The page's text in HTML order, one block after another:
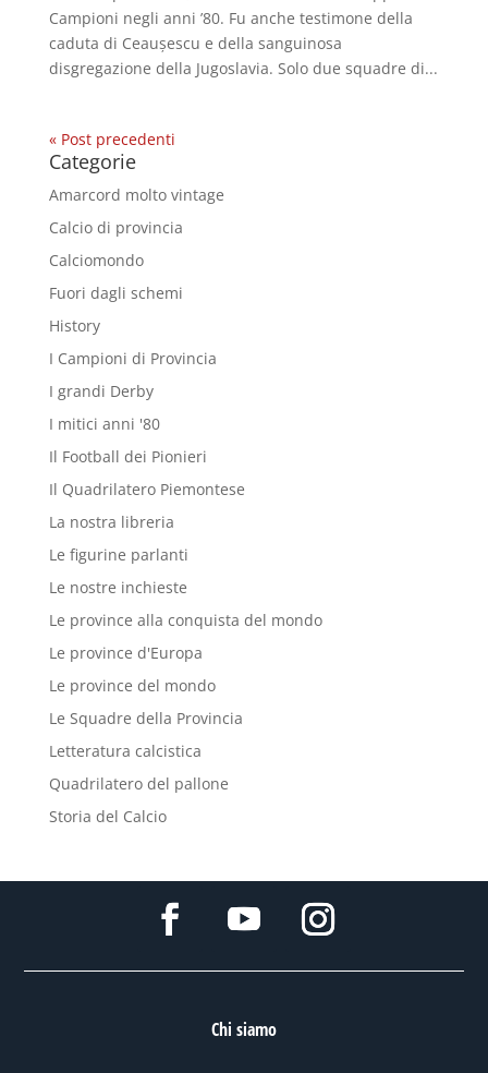
Campioni negli anni ’80. Fu anche testimone della
caduta di Ceaușescu e della sanguinosa
disgregazione della Jugoslavia. Solo due squadre di...
« Post precedenti
Categorie
Amarcord molto vintage
Calcio di provincia
Calciomondo
Fuori dagli schemi
History
I Campioni di Provincia
I grandi Derby
I mitici anni '80
Il Football dei Pionieri
Il Quadrilatero Piemontese
La nostra libreria
Le figurine parlanti
Le nostre inchieste
Le province alla conquista del mondo
Le province d'Europa
Le province del mondo
Le Squadre della Provincia
Letteratura calcistica
Quadrilatero del pallone
Storia del Calcio
Chi siamo